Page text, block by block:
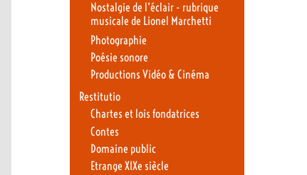
Nostalgie de l’éclair - rubrique
musicale de Lionel Marchetti
Photographie
Poésie sonore
Productions Vidéo & Cinéma
Restitutio
Chartes et lois fondatrices
Contes
Domaine public
Etrange XIXe siècle